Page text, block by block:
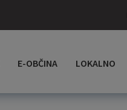
E-OBČINA LOKALNO